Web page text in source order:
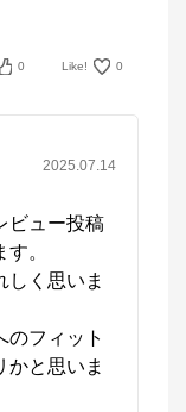
0 Like! 0
2025.07.14
ビュー投稿
。
しく思いま
のフィット
かと思いま